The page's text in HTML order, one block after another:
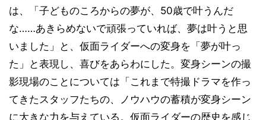
は、「子どものころからの夢が、50歳で叶うんだ
な……あきらめないで頑張っていれば、夢は叶うと思
いました」と、仮面ライダーへの変身を「夢が叶っ
た」と表現し、喜びをあらわにした。変身シーンの撮
影現場のことについては「これまで特撮ドラマを作っ
てきたスタッフたちの、ノウハウの蓄積が変身シーン
に大きな力を与えている。仮面ライダーの歴史を感じ